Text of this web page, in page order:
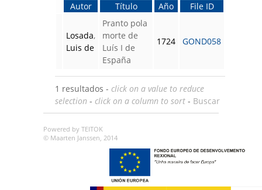
Autor
Título Año File ID
Losada,
Luis de
Pranto pola
morte de
Luís I de
España
1724 GOND058
1 resultados - click on a value to reduce
selection - click on a column to sort - Buscar
Powered by TEITOK
© Maarten Janssen, 2014